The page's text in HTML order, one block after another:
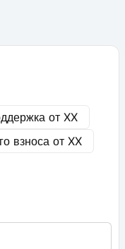
от XX
взноса от XX